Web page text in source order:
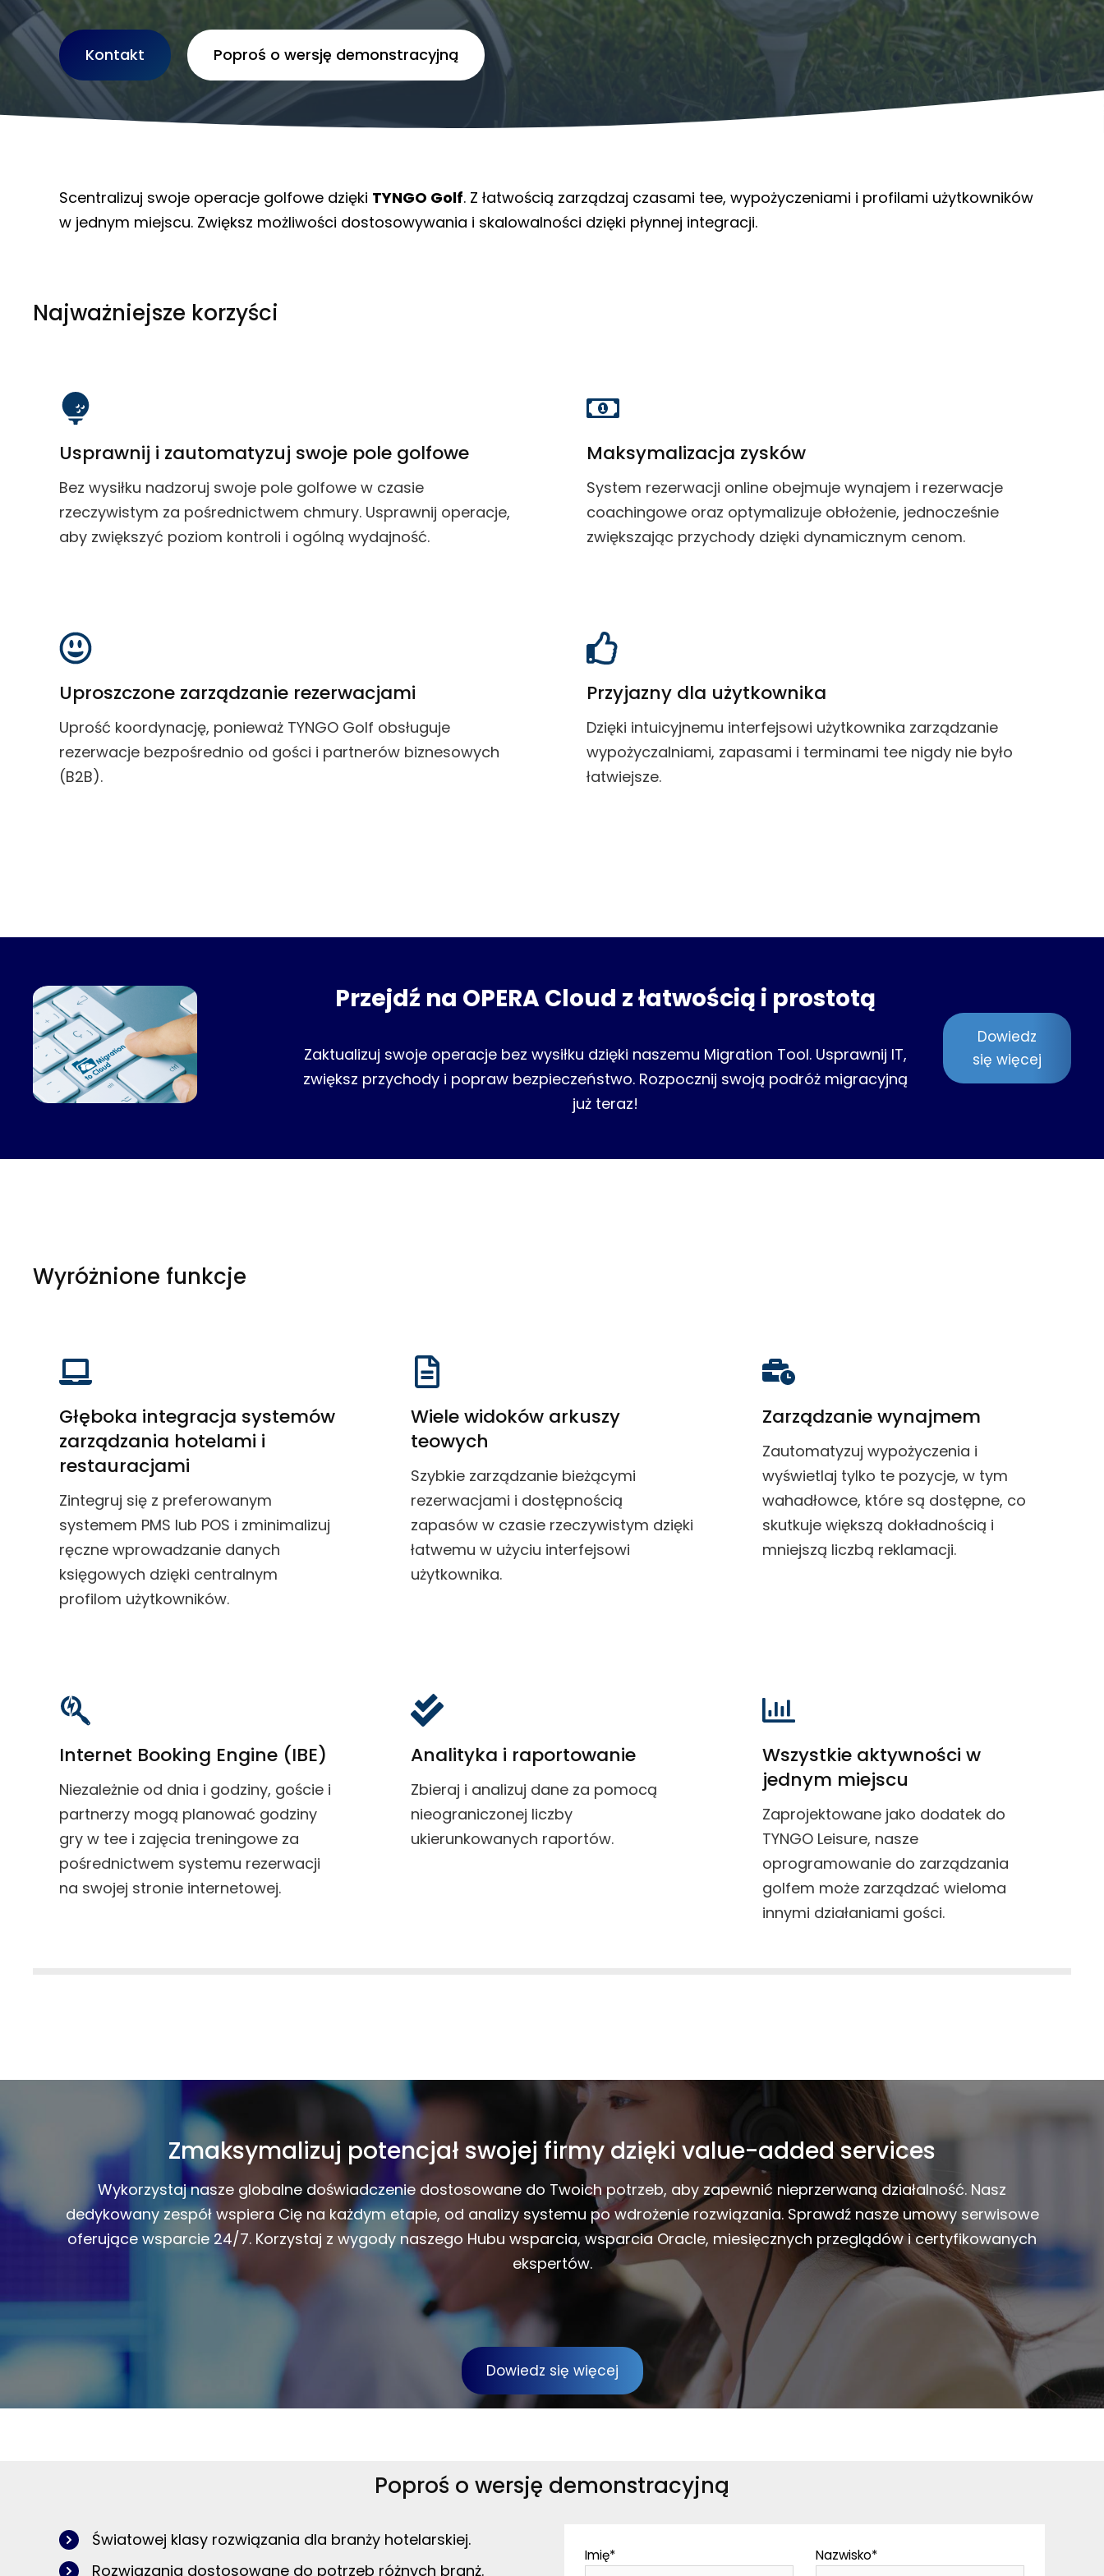
Kontakt Poproś o wersję demonstracyjną
Scentralizuj swoje operacje golfowe dzięki TYNGO Golf. Z łatwością zarządzaj czasami tee, wypożyczeniami i profilami użytkowników
w jednym miejscu. Zwiększ możliwości dostosowywania i skalowalności dzięki płynnej integracji.
Najważniejsze korzyści
Usprawnij i zautomatyzuj swoje pole golfowe
Bez wysiłku nadzoruj swoje pole golfowe w czasie
rzeczywistym za pośrednictwem chmury. Usprawnij operacje,
aby zwiększyć poziom kontroli i ogólną wydajność.
Maksymalizacja zysków
System rezerwacji online obejmuje wynajem i rezerwacje
coachingowe oraz optymalizuje obłożenie, jednocześnie
zwiększając przychody dzięki dynamicznym cenom.
Uproszczone zarządzanie rezerwacjami
Uprość koordynację, ponieważ TYNGO Golf obsługuje
rezerwacje bezpośrednio od gości i partnerów biznesowych
(B2B).
Przyjazny dla użytkownika
Dzięki intuicyjnemu interfejsowi użytkownika zarządzanie
wypożyczalniami, zapasami i terminami tee nigdy nie było
łatwiejsze.
Przejdź na OPERA Cloud z łatwością i prostotą
Zaktualizuj swoje operacje bez wysiłku dzięki naszemu Migration Tool. Usprawnij IT,
zwiększ przychody i popraw bezpieczeństwo. Rozpocznij swoją podróż migracyjną
już teraz!
Dowiedz
się więcej
Wyróżnione funkcje
Głęboka integracja systemów
zarządzania hotelami i
restauracjami
Zintegruj się z preferowanym
systemem PMS lub POS i zminimalizuj
ręczne wprowadzanie danych
księgowych dzięki centralnym
profilom użytkowników.
Wiele widoków arkuszy
teowych
Szybkie zarządzanie bieżącymi
rezerwacjami i dostępnością
zapasów w czasie rzeczywistym dzięki
łatwemu w użyciu interfejsowi
użytkownika.
Zarządzanie wynajmem
Zautomatyzuj wypożyczenia i
wyświetlaj tylko te pozycje, w tym
wahadłowce, które są dostępne, co
skutkuje większą dokładnością i
mniejszą liczbą reklamacji.
Internet Booking Engine (IBE)
Niezależnie od dnia i godziny, goście i
partnerzy mogą planować godziny
gry w tee i zajęcia treningowe za
pośrednictwem systemu rezerwacji
na swojej stronie internetowej.
Analityka i raportowanie
Zbieraj i analizuj dane za pomocą
nieograniczonej liczby
ukierunkowanych raportów.
Wszystkie aktywności w
jednym miejscu
Zaprojektowane jako dodatek do
TYNGO Leisure, nasze
oprogramowanie do zarządzania
golfem może zarządzać wieloma
innymi działaniami gości.
Zmaksymalizuj potencjał swojej firmy dzięki value-added services
Wykorzystaj nasze globalne doświadczenie dostosowane do Twoich potrzeb, aby zapewnić nieprzerwaną działalność. Nasz
dedykowany zespół wspiera Cię na każdym etapie, od analizy systemu po wdrożenie rozwiązania. Sprawdź nasze umowy serwisowe
oferujące wsparcie 24/7. Korzystaj z wygody naszego Hubu wsparcia, wsparcia Oracle, miesięcznych przeglądów i certyfikowanych
ekspertów.
Dowiedz się więcej
Poproś o wersję demonstracyjną
Światowej klasy rozwiązania dla branży hotelarskiej.
Rozwiązania dostosowane do potrzeb różnych branż.
Imię* Nazwisko*